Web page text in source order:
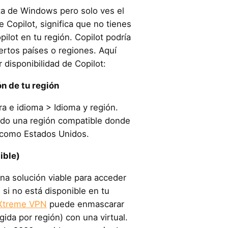
de Windows pero solo ves el
Copilot, significa que no tienes
en tu región. Copilot podría
países o regiones. Aquí
de Copilot:
de tu región
e idioma > Idioma y región.
una región compatible donde
Estados Unidos.
solución viable para acceder
no está disponible en tu
VPN puede enmascarar
por región) con una virtual.